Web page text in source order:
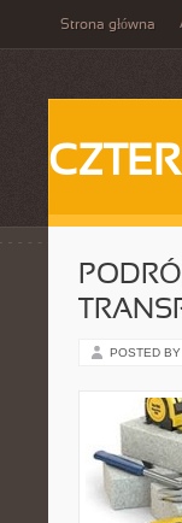
Strona główna
POSTED BY